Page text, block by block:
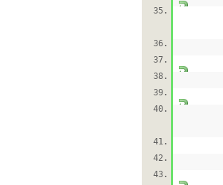
35.
36.
37.
38.
39.
40.
41.
42.
43.